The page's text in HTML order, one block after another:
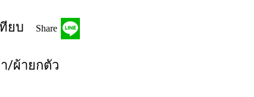
ยบ Share
/ผ้ายกตัว